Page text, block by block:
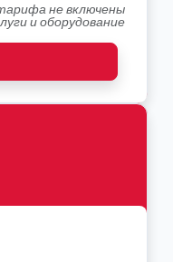
не включены
и оборудование